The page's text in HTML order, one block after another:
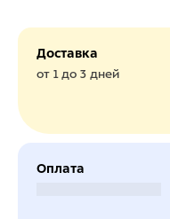
Доставка
от 1 до 3 дней
Оплата